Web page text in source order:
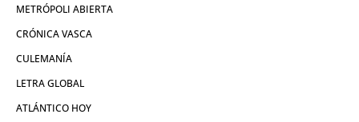
METRÓPOLI ABIERTA
CRÓNICA VASCA
CULEMANÍA
LETRA GLOBAL
ATLÁNTICO HOY